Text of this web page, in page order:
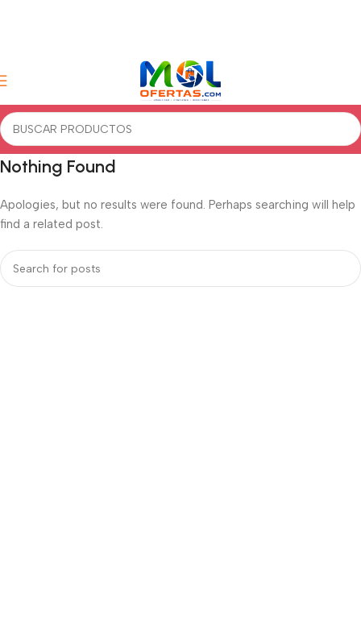
Nothing Found
Apologies, but no results were found. Perhaps searching will help
find a related post.